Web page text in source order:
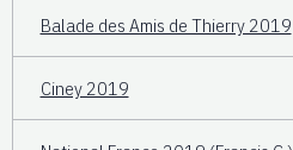
Balade des Amis de Thierry 2019
Ciney 2019